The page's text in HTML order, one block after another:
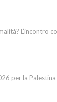
L’incontro
per la Palestina